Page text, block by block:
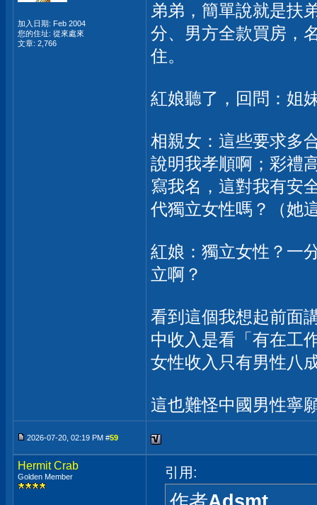
加入日期: Feb 2004
您的住址: 從來處來
文章: 2,766
弟弟，簡單說就是扶
分、男方全款買房，
住。
紅娘聽了，回問：姐
相親女：這些要求多
說明我孝順啊；彩禮
寫我名，這對我有安
代獨立女性嗎？（她
紅娘：獨立女性？一
立啊？
看到這個我想起前面
中收入是看「有在工
女性收入只有男性八
這也難怪中國男性寧
2026-07-20, 02:19 PM #59
Hermit Crab
Golden Member 引用: